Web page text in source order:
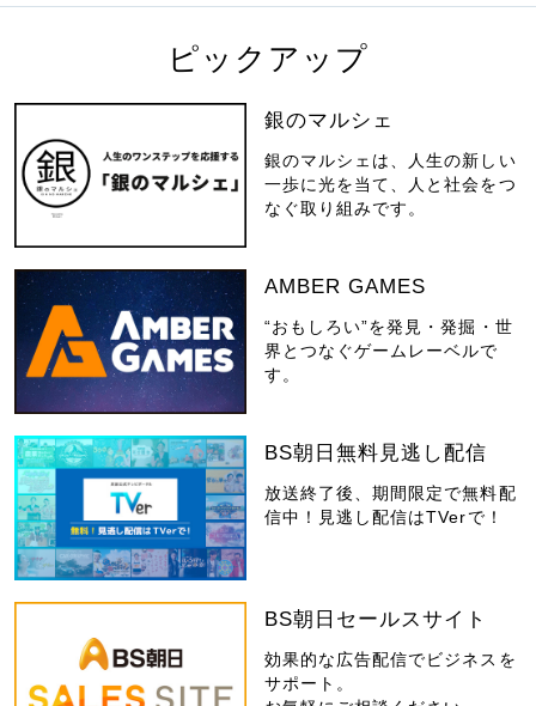
ピックアップ
銀のマルシェ
銀のマルシェは、人生の新しい
一歩に光を当て、人と社会をつ
なぐ取り組みです。
AMBER GAMES
“おもしろい”を発見・発掘・世
界とつなぐゲームレーベルで
す。
BS朝日無料見逃し配信
放送終了後、期間限定で無料配
信中！見逃し配信はTVerで！
BS朝日セールスサイト
効果的な広告配信でビジネスを
サポート。